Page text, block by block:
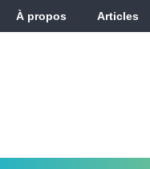
À propos Articles